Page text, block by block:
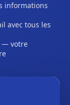
informations
avec tous les
— votre